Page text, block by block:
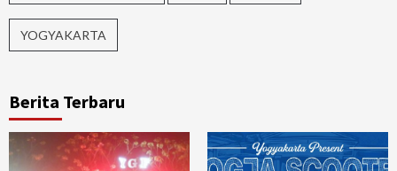
YOGYAKARTA
Berita Terbaru